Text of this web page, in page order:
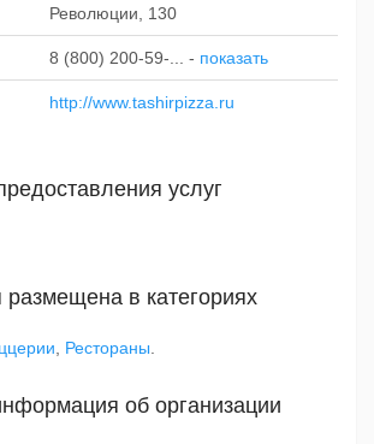
Революции, 130
8 (800) 200-59-... - показать
http://www.tashirpizza.ru
услуг
размещена в категориях
Рестораны
об организации